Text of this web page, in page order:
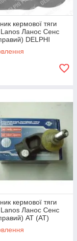
кермової тяги
Ланос Сенс
DELPHI
кермової тяги
Ланос Сенс
AT (АТ)